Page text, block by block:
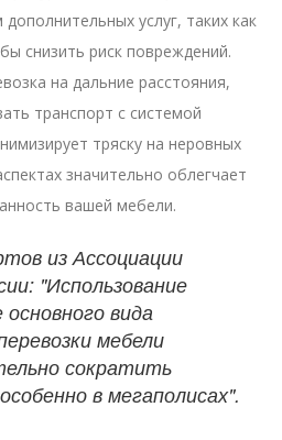
дополнительных услуг, таких как
снизить риск повреждений.
на дальние расстояния,
транспорт с системой
тряску на неровных
значительно облегчает
вашей мебели.
из Ассоциации
"Использование
основного вида
мебели
сократить
в мегаполисах".